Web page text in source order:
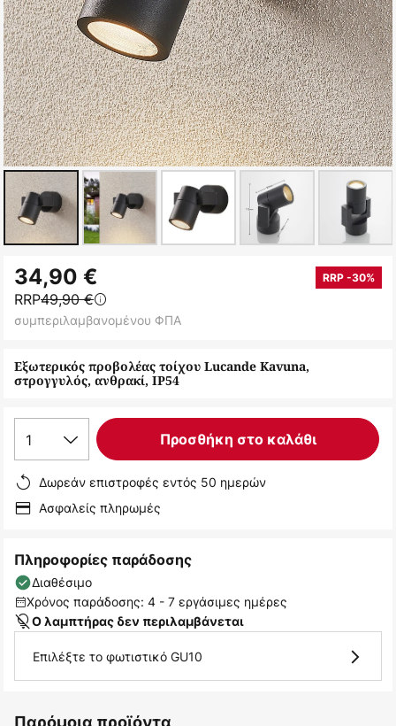
στην
αρχή
της
εικόνων
Εξωτερικός προβολέας τοίχου Lucande Kavuna,
στρογγυλός, ανθρακί, IP54
34,90 € RRP -30%
RRP49,90 €
συμπεριλαμβανομένου ΦΠΑ
1 Προσθήκη στο καλάθι
Δωρεάν επιστροφές εντός 50 ημερών
Ασφαλείς πληρωμές
Πληροφορίες παράδοσης
Διαθέσιμο
Χρόνος παράδοσης: 4 - 7 εργάσιμες ημέρες
Ο λαμπτήρας δεν περιλαμβάνεται
Επιλέξτε το φωτιστικό GU10
Παρόμοια προϊόντα